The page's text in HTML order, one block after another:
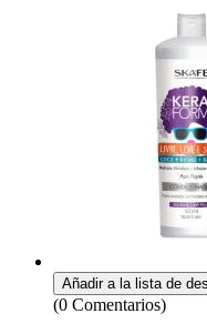
Añadir a la lista de
(0 Comentarios)